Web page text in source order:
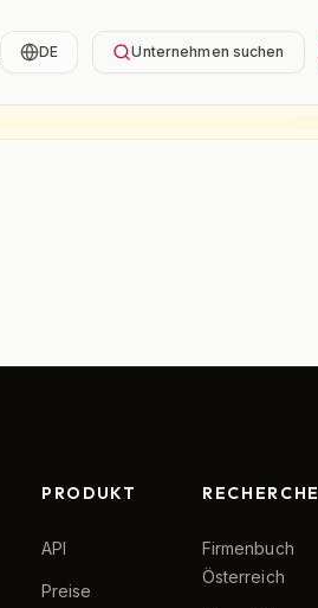
DE Unternehmen suchen
PRODUKT
API
Preise
RECHERCHE
Firmenbuch
Österreich